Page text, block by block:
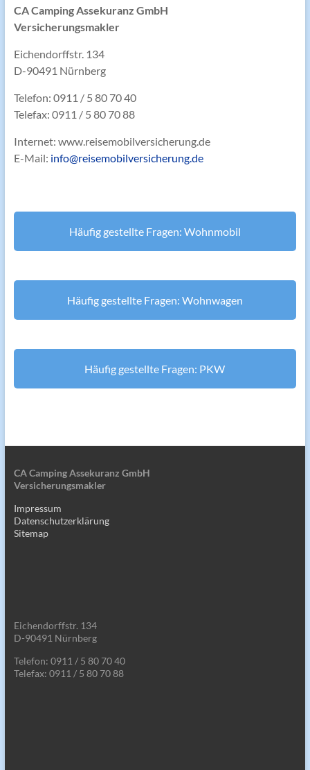
CA Camping Assekuranz GmbH
Versicherungsmakler
Eichendorffstr. 134
D-90491 Nürnberg
Telefon: 0911 / 5 80 70 40
Telefax: 0911 / 5 80 70 88
Internet: www.reisemobilversicherung.de
E-Mail: info@reisemobilversicherung.de
Häufig gestellte Fragen: Wohnmobil
Häufig gestellte Fragen: Wohnwagen
Häufig gestellte Fragen: PKW
CA Camping Assekuranz GmbH
Versicherungsmakler
Impressum
Datenschutzerklärung
Sitemap
Eichendorffstr. 134
D-90491 Nürnberg
Telefon: 0911 / 5 80 70 40
Telefax: 0911 / 5 80 70 88